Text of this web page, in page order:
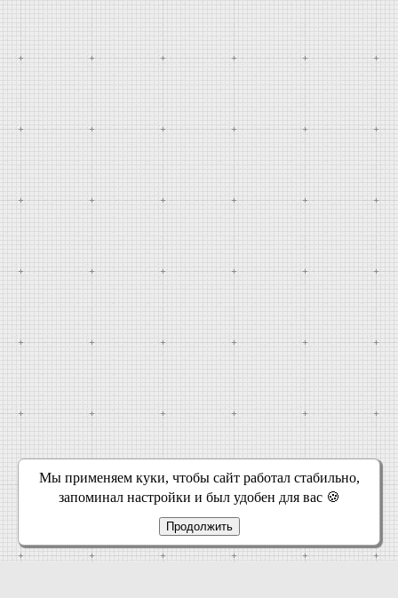
Мы применяем куки, чтобы сайт работал стабильно,
запоминал настройки и был удобен для вас 🍪
Продолжить